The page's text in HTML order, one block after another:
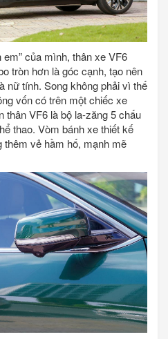
của mình, thân xe VF6
tròn hơn là góc cạnh, tạo nên
nữ tính. Song không phải vì thế
vốn có trên một chiếc xe
VF6 là bộ la-zăng 5 chấu
thao. Vòm bánh xe thiết kế
vẻ hầm hố, mạnh mẽ